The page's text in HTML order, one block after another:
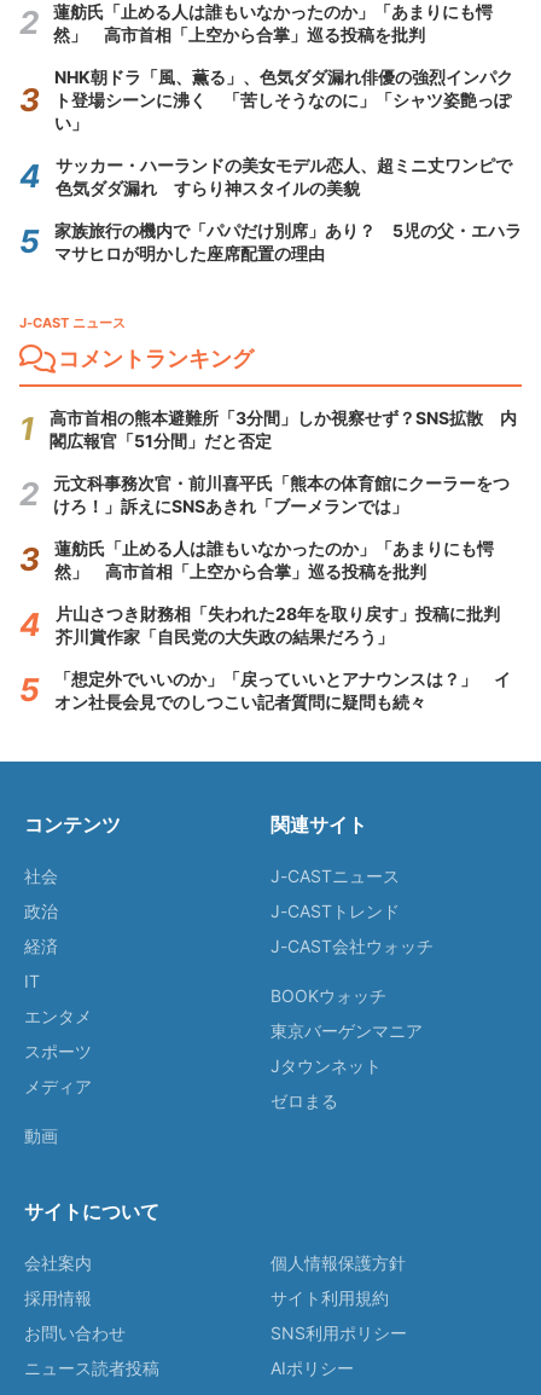
蓮舫氏「止める人は誰もいなかったのか」「あまりにも愕
然」 高市首相「上空から合掌」巡る投稿を批判
NHK朝ドラ「風、薫る」、色気ダダ漏れ俳優の強烈インパク
ト登場シーンに沸く 「苦しそうなのに」「シャツ姿艶っぽ
い」
サッカー・ハーランドの美女モデル恋人、超ミニ丈ワンピで
色気ダダ漏れ すらり神スタイルの美貌
家族旅行の機内で「パパだけ別席」あり？ 5児の父・エハラ
マサヒロが明かした座席配置の理由
J-CAST ニュース
コメントランキング
高市首相の熊本避難所「3分間」しか視察せず？SNS拡散 内
閣広報官「51分間」だと否定
元文科事務次官・前川喜平氏「熊本の体育館にクーラーをつ
けろ！」訴えにSNSあきれ「ブーメランでは」
蓮舫氏「止める人は誰もいなかったのか」「あまりにも愕
然」 高市首相「上空から合掌」巡る投稿を批判
片山さつき財務相「失われた28年を取り戻す」投稿に批判
芥川賞作家「自民党の大失政の結果だろう」
「想定外でいいのか」「戻っていいとアナウンスは？」 イ
オン社長会見でのしつこい記者質問に疑問も続々
コンテンツ
社会
政治
経済
IT
エンタメ
スポーツ
メディア
動画
関連サイト
J-CASTニュース
J-CASTトレンド
J-CAST会社ウォッチ
BOOKウォッチ
東京バーゲンマニア
Jタウンネット
ゼロまる
サイトについて
会社案内
採用情報
お問い合わせ
ニュース読者投稿
個人情報保護方針
サイト利用規約
SNS利用ポリシー
AIポリシー